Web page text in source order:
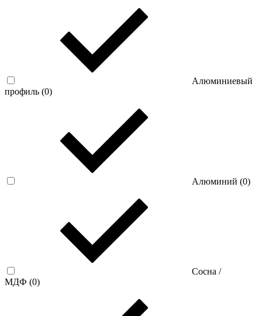
Алюминиевый
профиль (0)
Алюминий (0)
Сосна /
МДФ (0)